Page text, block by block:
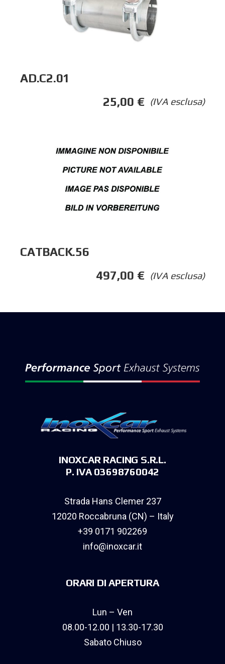
AD.C2.01
(IVA esclusa)
25,00 €
CATBACK.56
(IVA esclusa)
497,00 €
INOXCAR RACING S.R.L.
P. IVA 03698760042
Strada Hans Clemer 237
12020 Roccabruna (CN) – Italy
+39 0171 902269
info@inoxcar.it
ORARI DI APERTURA
Lun – Ven
08.00-12.00 | 13.30-17.30
Sabato Chiuso